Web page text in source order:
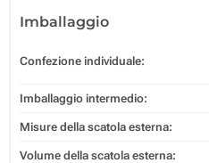
Imballaggio
Confezione individuale:
Imballaggio intermedio:
Misure della scatola esterna:
Volume della scatola esterna: